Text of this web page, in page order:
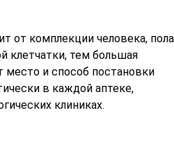
от комплекции человека, пола
клетчатки, тем большая
место и способ постановки
в каждой аптеке,
клиниках.